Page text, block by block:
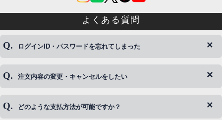
よくある質問
ログインID・パスワードを忘れてしまった
◆下記ページより、ログインIDの変更が可能です。
注文内容の変更・キャンセルをしたい
◆即日発送を行なっている関係上、午後以降のご連絡やキャンセル
どのような支払方法が可能ですか？